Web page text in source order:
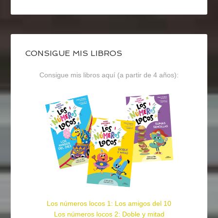
CONSIGUE MIS LIBROS
Consigue mis libros aquí (a partir de 4 años):
Los números locos 1: Los amigos del 10
Los números locos 2: Doble y mitad